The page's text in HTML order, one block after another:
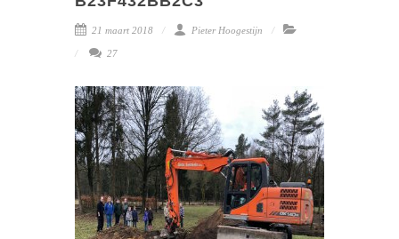
21 maart 2018 Pieter Hoogestijn
27